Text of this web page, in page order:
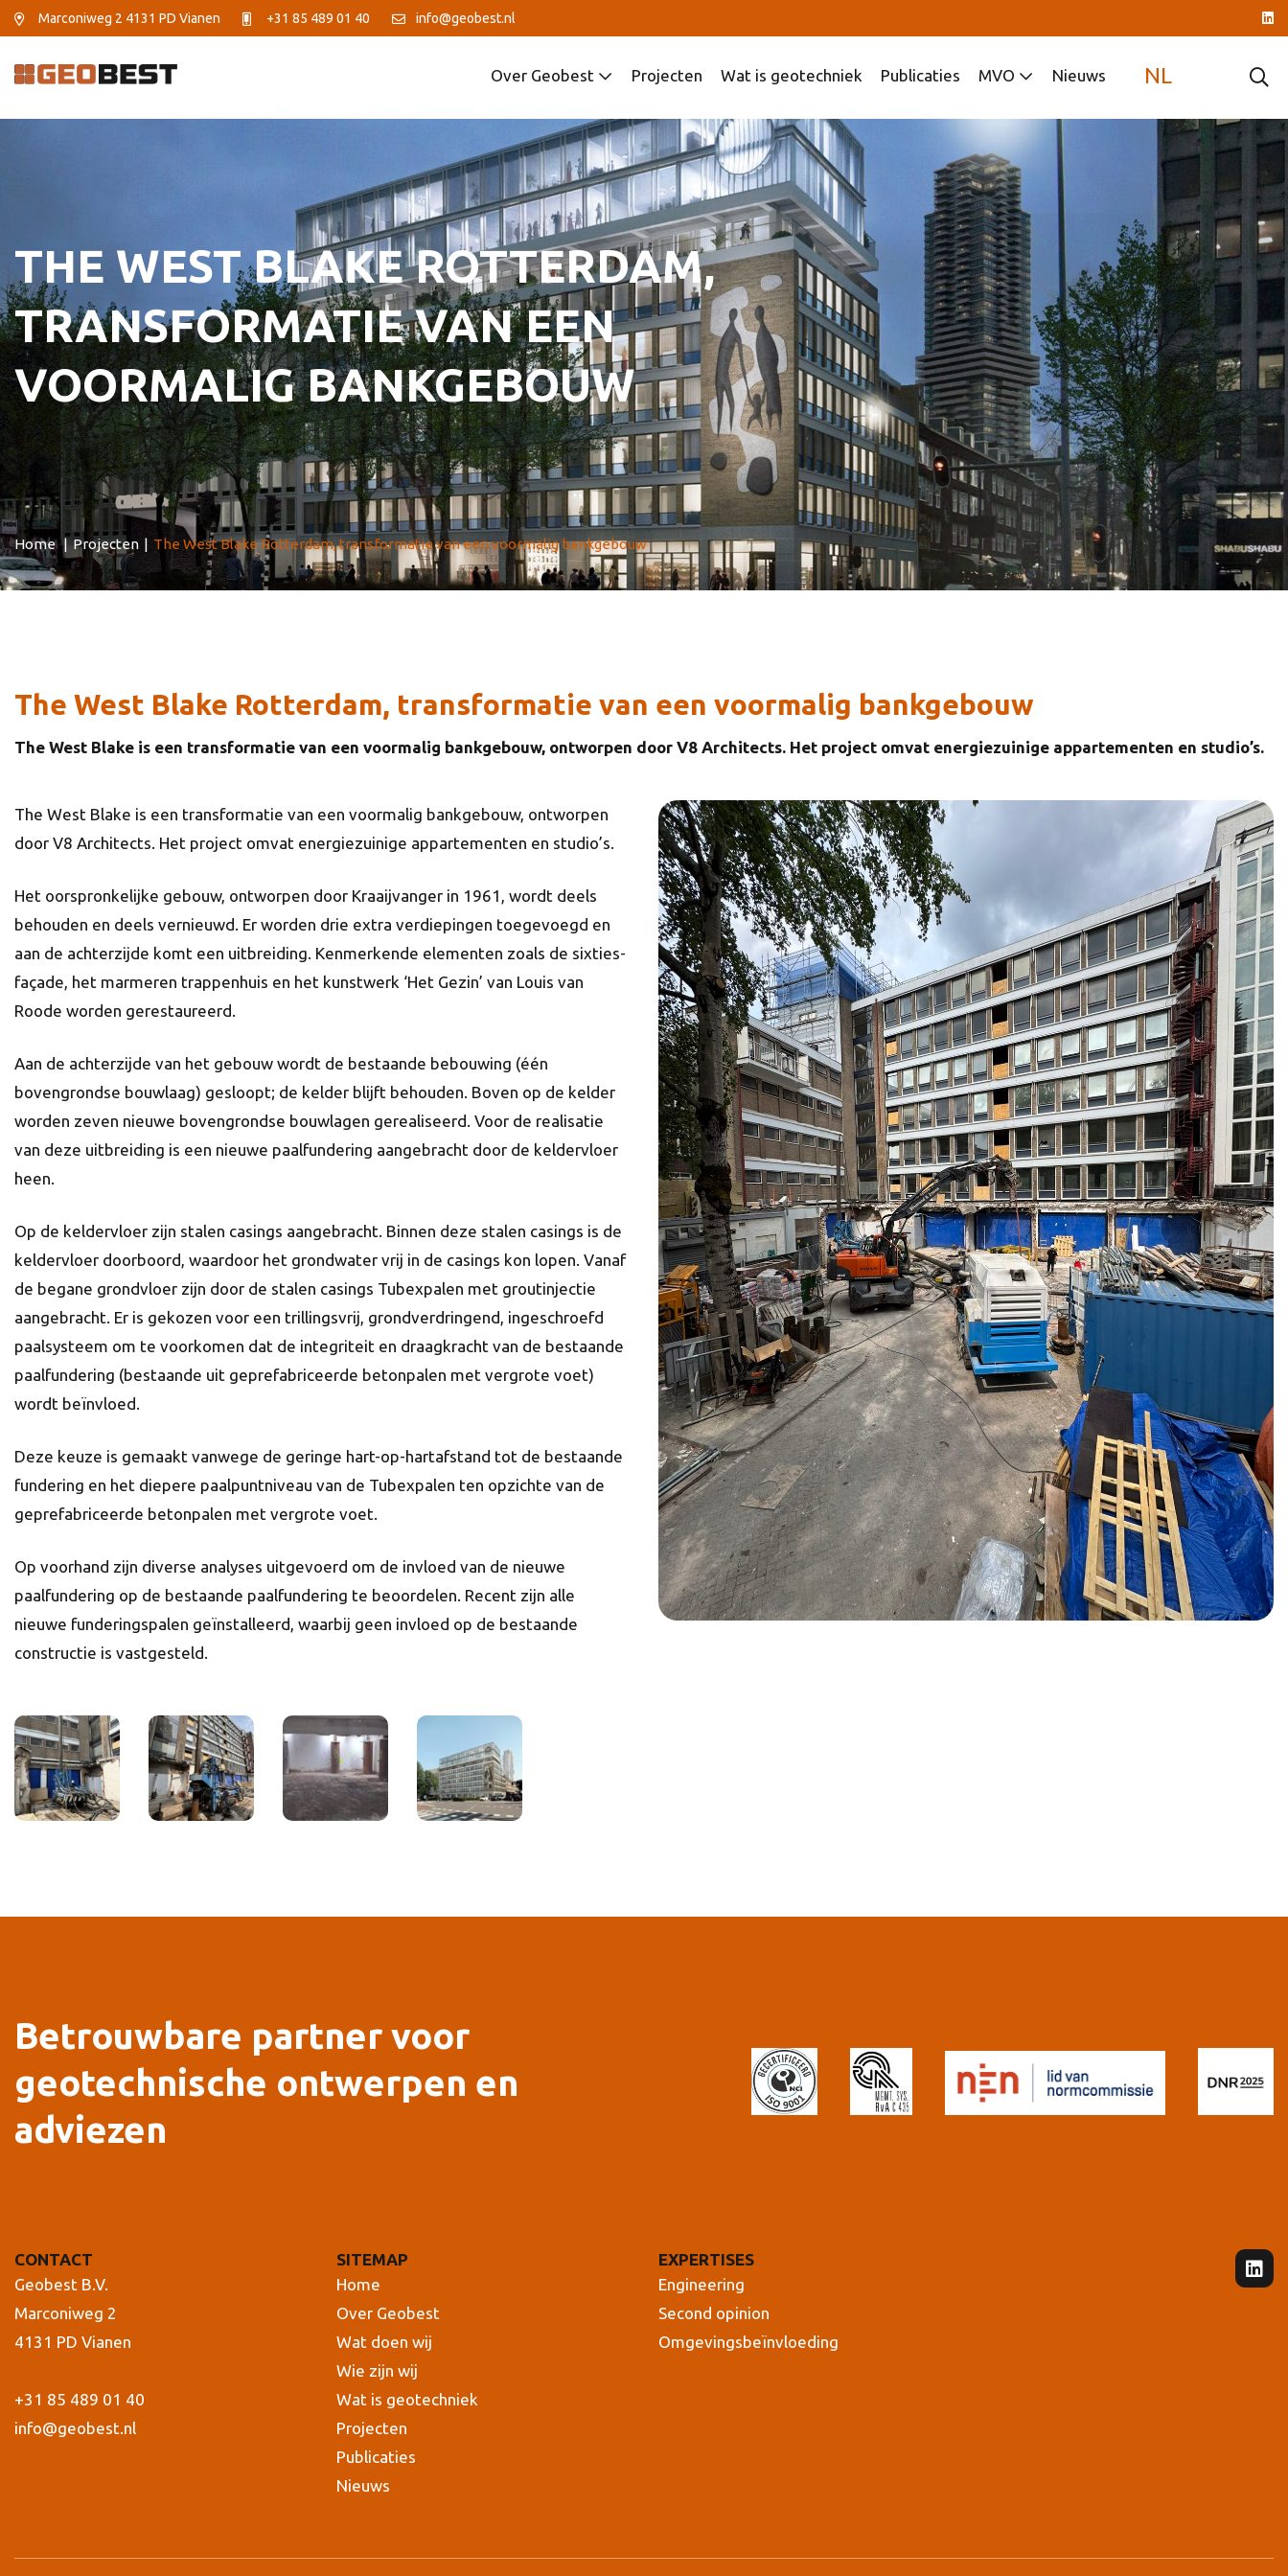
Marconiweg 2 4131 PD Vianen +31 85 489 01 40 info@geobest.nl
Over Geobest Projecten Wat is geotechniek Publicaties MVO Nieuws NL
THE WEST BLAKE ROTTERDAM,
TRANSFORMATIE VAN EEN
VOORMALIG BANKGEBOUW
Home | Projecten | The West Blake Rotterdam, transformatie van een voormalig bankgebouw
The West Blake Rotterdam, transformatie van een voormalig bankgebouw
The West Blake is een transformatie van een voormalig bankgebouw, ontworpen door V8 Architects. Het project omvat energiezuinige appartementen en studio’s.
The West Blake is een transformatie van een voormalig bankgebouw, ontworpen
door V8 Architects. Het project omvat energiezuinige appartementen en studio’s.
Het oorspronkelijke gebouw, ontworpen door Kraaijvanger in 1961, wordt deels
behouden en deels vernieuwd. Er worden drie extra verdiepingen toegevoegd en
aan de achterzijde komt een uitbreiding. Kenmerkende elementen zoals de sixties-
façade, het marmeren trappenhuis en het kunstwerk ‘Het Gezin’ van Louis van
Roode worden gerestaureerd.
Aan de achterzijde van het gebouw wordt de bestaande bebouwing (één
bovengrondse bouwlaag) gesloopt; de kelder blijft behouden. Boven op de kelder
worden zeven nieuwe bovengrondse bouwlagen gerealiseerd. Voor de realisatie
van deze uitbreiding is een nieuwe paalfundering aangebracht door de keldervloer
heen.
Op de keldervloer zijn stalen casings aangebracht. Binnen deze stalen casings is de
keldervloer doorboord, waardoor het grondwater vrij in de casings kon lopen. Vanaf
de begane grondvloer zijn door de stalen casings Tubexpalen met groutinjectie
aangebracht. Er is gekozen voor een trillingsvrij, grondverdringend, ingeschroefd
paalsysteem om te voorkomen dat de integriteit en draagkracht van de bestaande
paalfundering (bestaande uit geprefabriceerde betonpalen met vergrote voet)
wordt beïnvloed.
Deze keuze is gemaakt vanwege de geringe hart-op-hartafstand tot de bestaande
fundering en het diepere paalpuntniveau van de Tubexpalen ten opzichte van de
geprefabriceerde betonpalen met vergrote voet.
Op voorhand zijn diverse analyses uitgevoerd om de invloed van de nieuwe
paalfundering op de bestaande paalfundering te beoordelen. Recent zijn alle
nieuwe funderingspalen geïnstalleerd, waarbij geen invloed op de bestaande
constructie is vastgesteld.
Betrouwbare partner voor
geotechnische ontwerpen en
adviezen
CONTACT
Geobest B.V.
Marconiweg 2
4131 PD Vianen
+31 85 489 01 40
info@geobest.nl
SITEMAP
Home
Over Geobest
Wat doen wij
Wie zijn wij
Wat is geotechniek
Projecten
Publicaties
Nieuws
EXPERTISES
Engineering
Second opinion
Omgevingsbeïnvloeding